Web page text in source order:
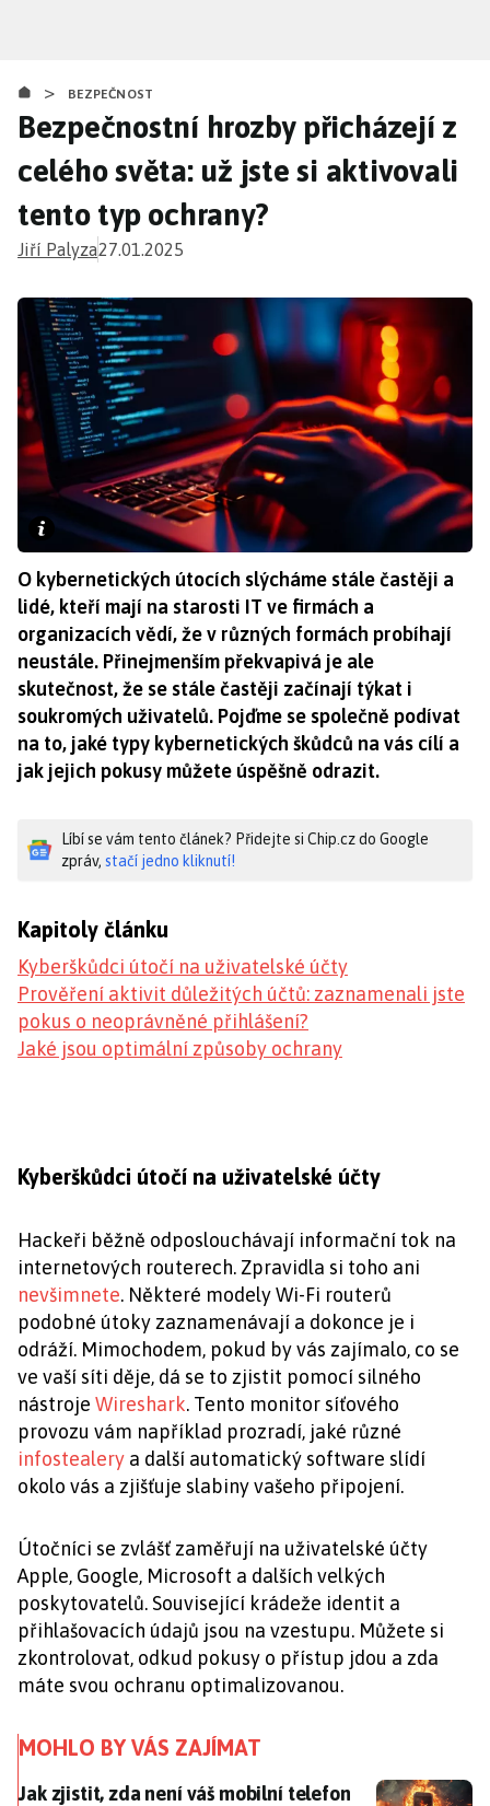
obsahu
> BEZPEČNOST
Bezpečnostní hrozby přicházejí z
celého světa: už jste si aktivovali
tento typ ochrany?
Jiří Palyza27.01.2025
O kybernetických útocích slýcháme stále častěji a
lidé, kteří mají na starosti IT ve firmách a
organizacích vědí, že v různých formách probíhají
neustále. Přinejmenším překvapivá je ale
skutečnost, že se stále častěji začínají týkat i
soukromých uživatelů. Pojďme se společně podívat
na to, jaké typy kybernetických škůdců na vás cílí a
jak jejich pokusy můžete úspěšně odrazit.
Líbí se vám tento článek? Přidejte si Chip.cz do Google
zpráv, stačí jedno kliknutí!
Kapitoly článku
Kyberškůdci útočí na uživatelské účty
Prověření aktivit důležitých účtů: zaznamenali jste
pokus o neoprávněné přihlášení?
Jaké jsou optimální způsoby ochrany
Kyberškůdci útočí na uživatelské účty
Hackeři běžně odposlouchávají informační tok na
internetových routerech. Zpravidla si toho ani
nevšimnete. Některé modely Wi-Fi routerů
podobné útoky zaznamenávají a dokonce je i
odráží. Mimochodem, pokud by vás zajímalo, co se
ve vaší síti děje, dá se to zjistit pomocí silného
nástroje Wireshark. Tento monitor síťového
provozu vám například prozradí, jaké různé
infostealery a další automatický software slídí
okolo vás a zjišťuje slabiny vašeho připojení.
Útočníci se zvlášť zaměřují na uživatelské účty
Apple, Google, Microsoft a dalších velkých
poskytovatelů. Související krádeže identit a
přihlašovacích údajů jsou na vzestupu. Můžete si
zkontrolovat, odkud pokusy o přístup jdou a zda
máte svou ochranu optimalizovanou.
MOHLO BY VÁS ZAJÍMAT
Jak zjistit, zda není váš mobilní telefon tikající
Jak zjistit, zda není váš mobilní telefon